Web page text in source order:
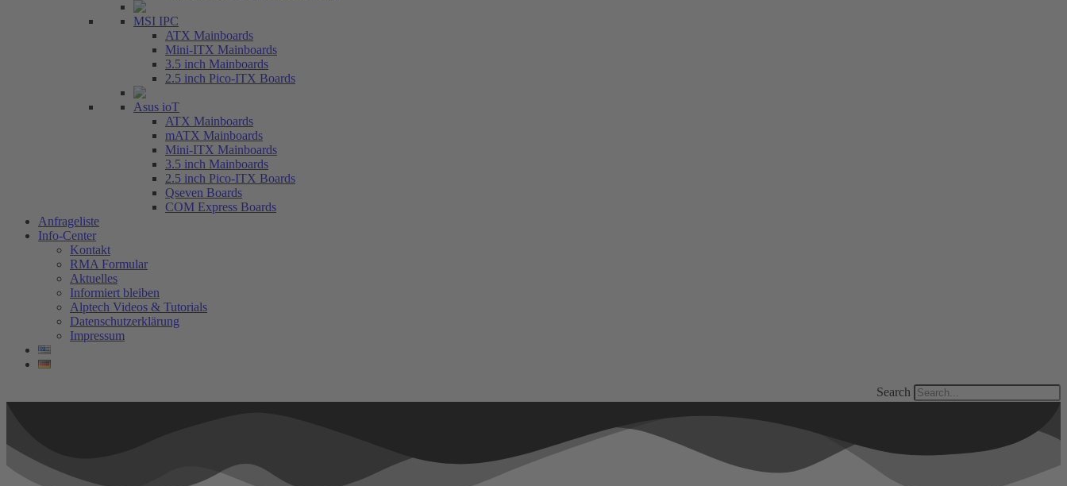
MSI IPC
ATX Mainboards
Mini-ITX Mainboards
3.5 inch Mainboards
2.5 inch Pico-ITX Boards
Asus ioT
ATX Mainboards
mATX Mainboards
Mini-ITX Mainboards
3.5 inch Mainboards
2.5 inch Pico-ITX Boards
Qseven Boards
COM Express Boards
Anfrageliste
Info-Center
Kontakt
RMA Formular
Aktuelles
Informiert bleiben
Alptech Videos & Tutorials
Datenschutzerklärung
Impressum
Search